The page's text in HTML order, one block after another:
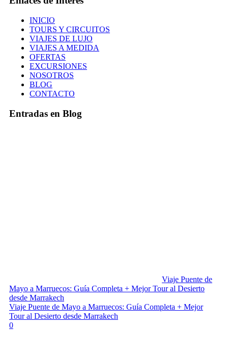
INICIO
TOURS Y CIRCUITOS
VIAJES DE LUJO
VIAJES A MEDIDA
OFERTAS
EXCURSIONES
NOSOTROS
BLOG
CONTACTO
Entradas en Blog
Viaje Puente de
Mayo a Marruecos: Guía Completa + Mejor Tour al Desierto
desde Marrakech
Viaje Puente de Mayo a Marruecos: Guía Completa + Mejor
Tour al Desierto desde Marrakech
0